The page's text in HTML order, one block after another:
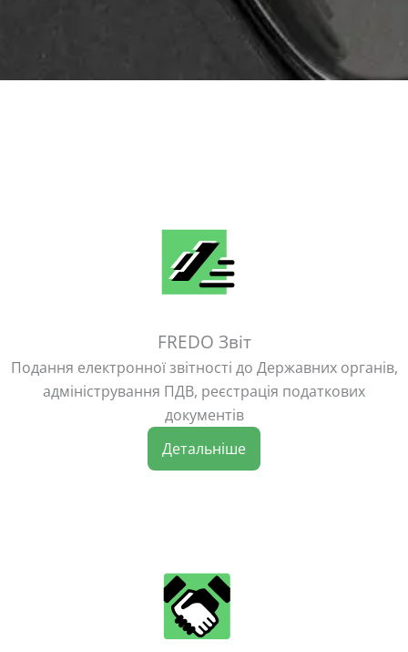
FREDO Звіт
Подання електронної звітності до Державних органів,
адміністрування ПДВ, реєстрація податкових
документів
Детальніше